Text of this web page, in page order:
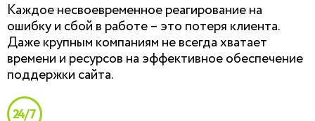
Каждое несвоевременное реагирование на
ошибку и сбой в работе – это потеря клиента.
Даже крупным компаниям не всегда хватает
времени и ресурсов на эффективное обеспечение
поддержки сайта.